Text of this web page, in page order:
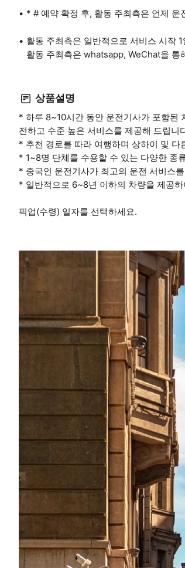
* # 예약 확정 후, 활동 주최측은 언제
활동 주최측은 일반적으로 서비스 시작
활동 주최측은 whatsapp, WeChat을 통
상품설명
* 하루 8~10시간 동안 운전기사가 포함된
전하고 수준 높은 서비스를 제공해 드립니
* 추천 경로를 따라 여행하며 상하이 및
* 1~8명 단체를 수용할 수 있는 다양한 종
* 중국인 운전기사가 최고의 운전 서비스
* 일반적으로 6~8년 이하의 차량을 제공
픽업(수령) 일자를 선택하세요.